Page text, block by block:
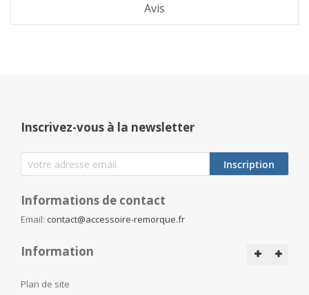
Avis
Inscrivez-vous à la newsletter
Inscription
Informations de contact
Email: contact@accessoire-remorque.fr
Information
Plan de site